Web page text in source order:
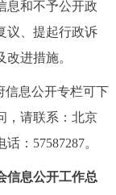
投资项目
息和不予公开政
议、提起行政诉
进措施。
息公开专栏可下
，请联系：北京
：57587287。
息公开工作总